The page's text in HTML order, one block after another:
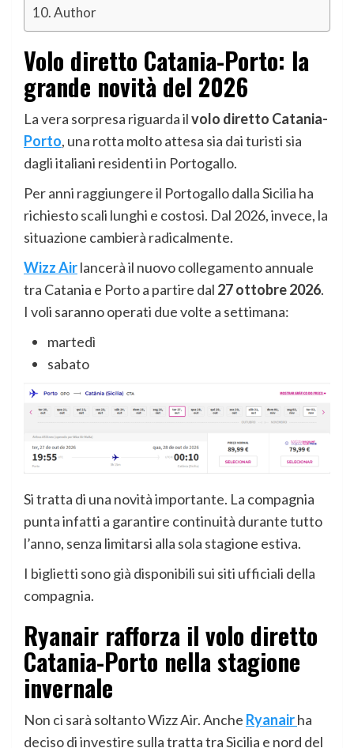
Author
Volo diretto Catania-Porto: la
grande novità del 2026
La vera sorpresa riguarda ilvolo diretto Catania-
Porto, una rotta molto attesa sia dai turisti sia
dagli italiani residenti in Portogallo.
Per anni raggiungere il Portogallo dalla Sicilia ha
richiesto scali lunghi e costosi. Dal 2026, invece, la
situazione cambierà radicalmente.
Wizz Airlancerà il nuovo collegamento annuale
tra Catania e Porto a partire dal 27 ottobre 2026.
I voli saranno operati due volte a settimana:
martedì
sabato
Si tratta di una novità importante. La compagnia
punta infatti a garantire continuità durante tutto
l’anno, senza limitarsi alla sola stagione estiva.
I biglietti sono già disponibili sui siti ufficiali della
compagnia.
Ryanair rafforza il volo diretto
Catania-Porto nella stagione
invernale
Non ci sarà soltanto Wizz Air. Anche Ryanairha
deciso di investire sulla tratta tra Sicilia e nord del